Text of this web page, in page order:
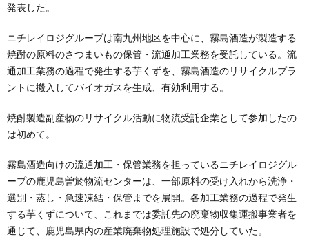
発表した。
ニチレイロジグループは南九州地区を中心に、霧島酒造が製造する
焼酎の原料のさつまいもの保管・流通加工業務を受託している。流
通加工業務の過程で発生する芋くずを、霧島酒造のリサイクルプラ
ントに搬入してバイオガスを生成、有効利用する。
焼酎製造副産物のリサイクル活動に物流受託企業として参加したの
は初めて。
霧島酒造向けの流通加工・保管業務を担っているニチレイロジグル
ープの鹿児島曽於物流センターは、一部原料の受け入れから洗浄・
選別・蒸し・急速凍結・保管までを展開。各加工業務の過程で発生
する芋くずについて、これまでは委託先の廃棄物収集運搬事業者を
通じて、鹿児島県内の産業廃棄物処理施設で処分していた。